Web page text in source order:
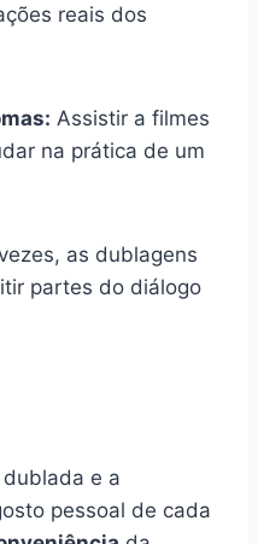
reais dos
Assistir a filmes
na prática de um
as dublagens
partes do diálogo
e a
pessoal de cada